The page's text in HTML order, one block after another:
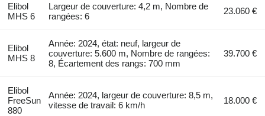
Elibol
MHS 6
Largeur de couverture: 4,2 m, Nombre de
rangées: 6
23.060 €
Elibol
MHS 8
Année: 2024, état: neuf, largeur de
couverture: 5.600 m, Nombre de rangées:
8, Écartement des rangs: 700 mm
39.700 €
Elibol
FreeSun
880
Année: 2024, largeur de couverture: 8,5 m,
vitesse de travail: 6 km/h
18.000 €